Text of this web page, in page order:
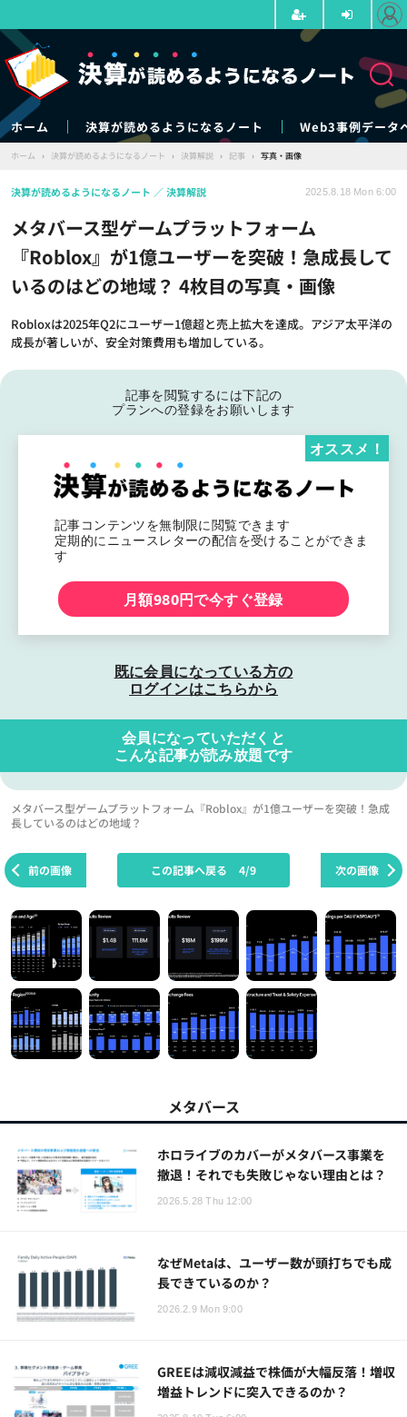
ホーム 決算が読めるようになるノート Web3事例データ
ホーム › 決算が読めるようになるノート › 決算解説 › 記事 › 写真・画像
メタバース型ゲームプラットフォーム
『Roblox』が1億ユーザーを突破！急成長して
いるのはどの地域？ 4枚目の写真・画像
Robloxは2025年Q2にユーザー1億超と売上拡大を達成。アジア太平洋の
成長が著しいが、安全対策費用も増加している。
決算が読めるようになるノート 決算解説 2025.8.18 Mon 6:00
記事を閲覧するには下記の
プランへの登録をお願いします
記事コンテンツを無制限に閲覧できます
定期的にニュースレターの配信を受けることができま
す
オススメ！
月額980円で今すぐ登録
既に会員になっている方の
ログインはこちらから
会員になっていただくと
こんな記事が読み放題です
メタバース型ゲームプラットフォーム『Roblox』が1億ユーザーを突破！急成
長しているのはどの地域？
前の画像 次の画像
この記事へ戻る 4/9
メタバース
ホロライブのカバーがメタバース事業を
撤退！それでも失敗じゃない理由とは？
2026.5.28 Thu 12:00
なぜMetaは、ユーザー数が頭打ちでも成
長できているのか？
2026.2.9 Mon 9:00
GREEは減収減益で株価が大幅反落！増収
増益トレンドに突入できるのか？